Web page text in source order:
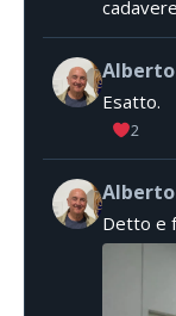
Esatto.
2
Detto e